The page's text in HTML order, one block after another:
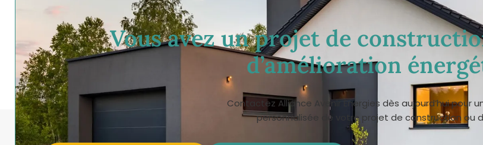
Vous avez un projet de
d’amélioration
Contactez Alliance Avenir Énergies dès aujourd’hui pour
personnalisée de votre projet de construction ou